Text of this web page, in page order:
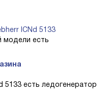
ICNd 5133
модели есть
5133 есть ледогенератор